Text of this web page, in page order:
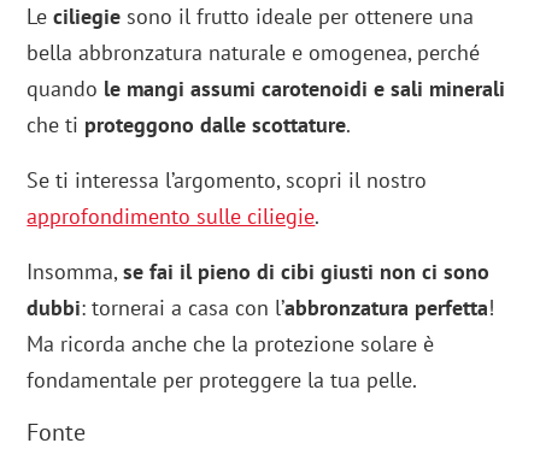
Leciliegie sono il frutto ideale per ottenere una
bella abbronzatura naturale e omogenea, perché
quando le mangi assumi carotenoidi e sali minerali
che ti proteggono dalle scottature.
Se ti interessa l’argomento, scopri il nostro
approfondimento sulle ciliegie.
Insomma,se fai il pieno di cibi giusti non ci sono
dubbi: tornerai a casa con l’abbronzatura perfetta!
Ma ricorda anche che la protezione solare è
fondamentale per proteggere la tua pelle.
Fonte